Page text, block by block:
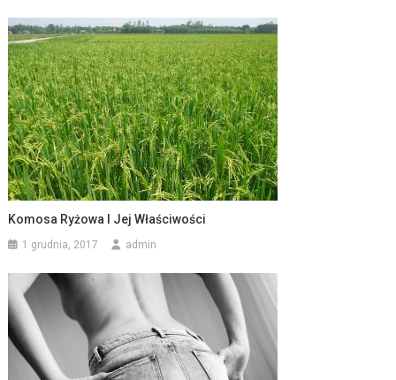
Komosa Ryżowa I Jej Właściwości
1 grudnia, 2017 admin